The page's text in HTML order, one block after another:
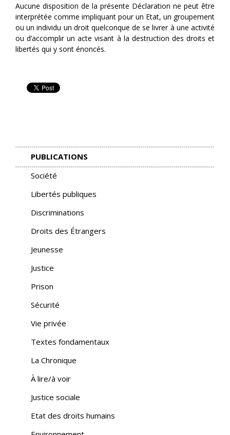
Aucune disposition de la présente Déclaration ne peut être
interprétée comme impliquant pour un Etat, un groupement
ou un individu un droit quelconque de se livrer à une activité
ou d’accomplir un acte visant à la destruction des droits et
libertés qui y sont énoncés.
PUBLICATIONS
Société
Libertés publiques
Discriminations
Droits des Étrangers
Jeunesse
Justice
Prison
Sécurité
Vie privée
Textes fondamentaux
La Chronique
À lire/à voir
Justice sociale
Etat des droits humains